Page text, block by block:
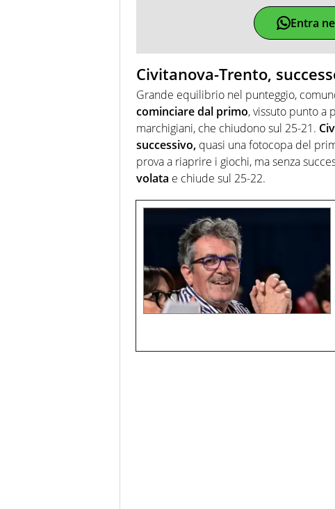
Entra
Civitanova-Trento,
Grande equilibrio nel punteggio,
cominciare dal primo, vissuto punto a
marchigiani, che chiudono sul 25-21.
successivo, quasi una fotocopa del
prova a riaprire i giochi, ma senza
volata e chiude sul 25-22.